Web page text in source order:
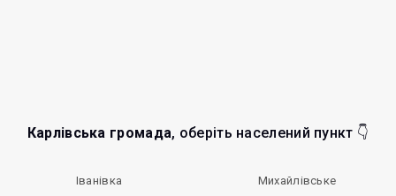
Карлівська громада, оберіть населений пункт 👇
Іванівка
Михайлівське